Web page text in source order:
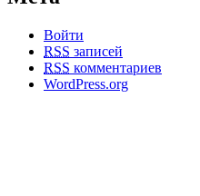
Войти
RSS записей
RSS комментариев
WordPress.org